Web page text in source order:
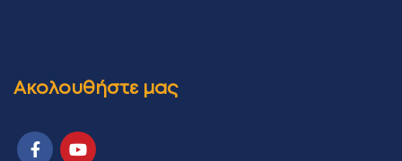
Ακολουθήστε μας